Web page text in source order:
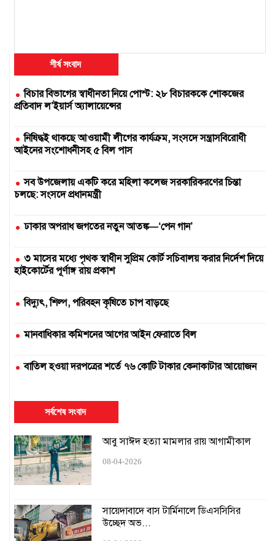
শীর্ষ সংবাদ
বিচার বিভাগের স্বাধীনতা নিয়ে পোস্ট: ২৮ বিচারককে শোকজের
প্রতিবাদ ল’ইয়ার্স অ্যালায়েন্সের
নিষিদ্ধই থাকছে আওয়ামী লীগের কার্যক্রম, সংসদে সন্ত্রাসবিরোধী
আইনের সংশোধনীসহ ৫ বিল পাস
সব উপজেলায় একটি করে মহিলা কলেজ সরকারিকরণের চিন্তা
চলছে: সংসদে প্রধানমন্ত্রী
ঢাকার অপরাধ জগতের নতুন আতঙ্ক—‘পেন গান’
৩ মাসের মধ্যে পৃথক স্বাধীন সুপ্রিম কোর্ট সচিবালয় করার নির্দেশ দিয়ে
হাইকোর্টের পূর্ণাঙ্গ রায় প্রকাশ
বিদ্যুৎ, শিল্প, পরিবহন কৃষিতে চাপ বাড়ছে
মানবাধিকার কমিশনের আগের আইন ফেরাতে বিল
বাতিল হওয়া দরপত্রের শর্তে ৭৬ কোটি টাকার কেনাকাটার আয়োজন
দুই সার কারখানা বন্ধ, আরেকটি বন্ধের পথে
১৬ ঘণ্টায়ও স্বাভাবিক হয়নি সিলেটের সঙ্গে রেল যোগাযোগ
শেখ হাসিনার মৃত্যুদণ্ড বাতিল চেয়ে চিঠি পাঠানো আদালত
অবমাননাকর: চিফ প্রসিকিউটর
সর্বশেষ সংবাদ
আবু সাঈদ হত্যা মামলার রায় আগামীকাল
08-04-2026
সায়েদাবাদে বাস টার্মিনালে ডিএসসিসির
উচ্ছেদ অভ...